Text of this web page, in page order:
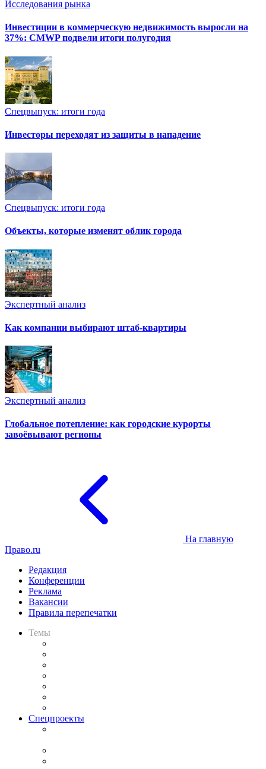
Исследования рынка
Инвестиции в коммерческую недвижимость выросли на
37%: CMWP подвели итоги полугодия
Спецвыпуск: итоги года
Инвесторы переходят из защиты в нападение
Спецвыпуск: итоги года
Объекты, которые изменят облик города
Экспертный анализ
Как компании выбирают штаб-квартиры
Экспертный анализ
Глобальное потепление: как городские курорты
завоёвывают регионы
На главную
Право.ru
Редакция
Конференции
Реклама
Вакансии
Правила перепечатки
Темы
Спецпроекты